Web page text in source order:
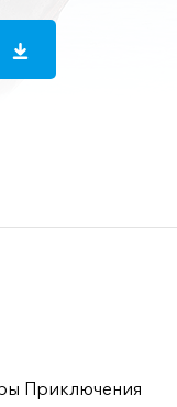
Приключения